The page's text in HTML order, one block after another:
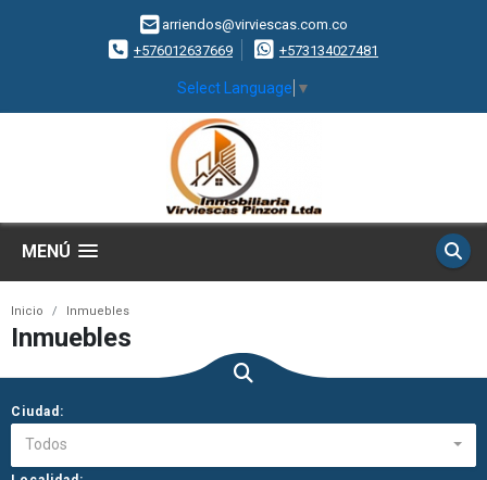
arriendos@virviescas.com.co
+576012637669
+573134027481
Select Language ▼
MENÚ
Inicio Inmuebles
Inmuebles
Ciudad:
Todos